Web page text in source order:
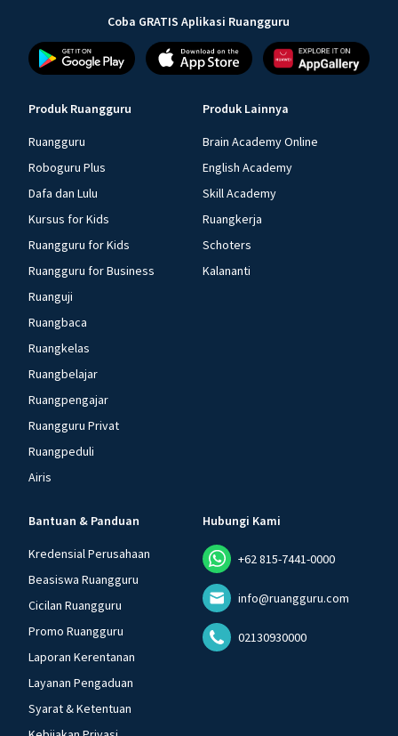
Coba GRATIS Aplikasi Ruangguru
Produk Ruangguru
Ruangguru
Roboguru Plus
Dafa dan Lulu
Kursus for Kids
Ruangguru for Kids
Ruangguru for Business
Ruanguji
Ruangbaca
Ruangkelas
Ruangbelajar
Ruangpengajar
Ruangguru Privat
Ruangpeduli
Airis
Produk Lainnya
Brain Academy Online
English Academy
Skill Academy
Ruangkerja
Schoters
Kalananti
Bantuan & Panduan
Kredensial Perusahaan
Beasiswa Ruangguru
Cicilan Ruangguru
Promo Ruangguru
Laporan Kerentanan
Layanan Pengaduan
Syarat & Ketentuan
Hubungi Kami
+62 815-7441-0000
info@ruangguru.com
02130930000